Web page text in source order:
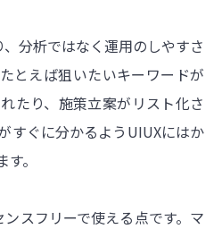
分析ではなく運用のしやすさ
とえば狙いたいキーワードが
たり、施策立案がリスト化さ
すぐに分かるようUIUXにはか
。
スフリーで使える点です。マ